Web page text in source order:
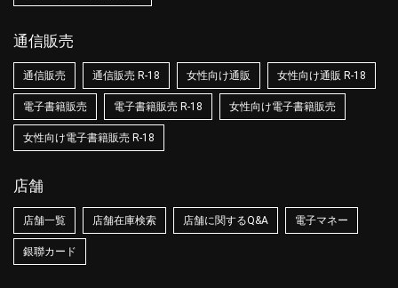
通信販売
通信販売 通信販売 R-18 女性向け通販 女性向け通販 R-18
電子書籍販売 電子書籍販売 R-18 女性向け電子書籍販売
女性向け電子書籍販売 R-18
店舗
店舗一覧 店舗在庫検索 店舗に関するQ&A 電子マネー
銀聯カード